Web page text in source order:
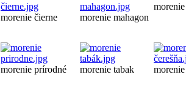
morenie čierne morenie mahagon
morenie prírodné
morenie tabak